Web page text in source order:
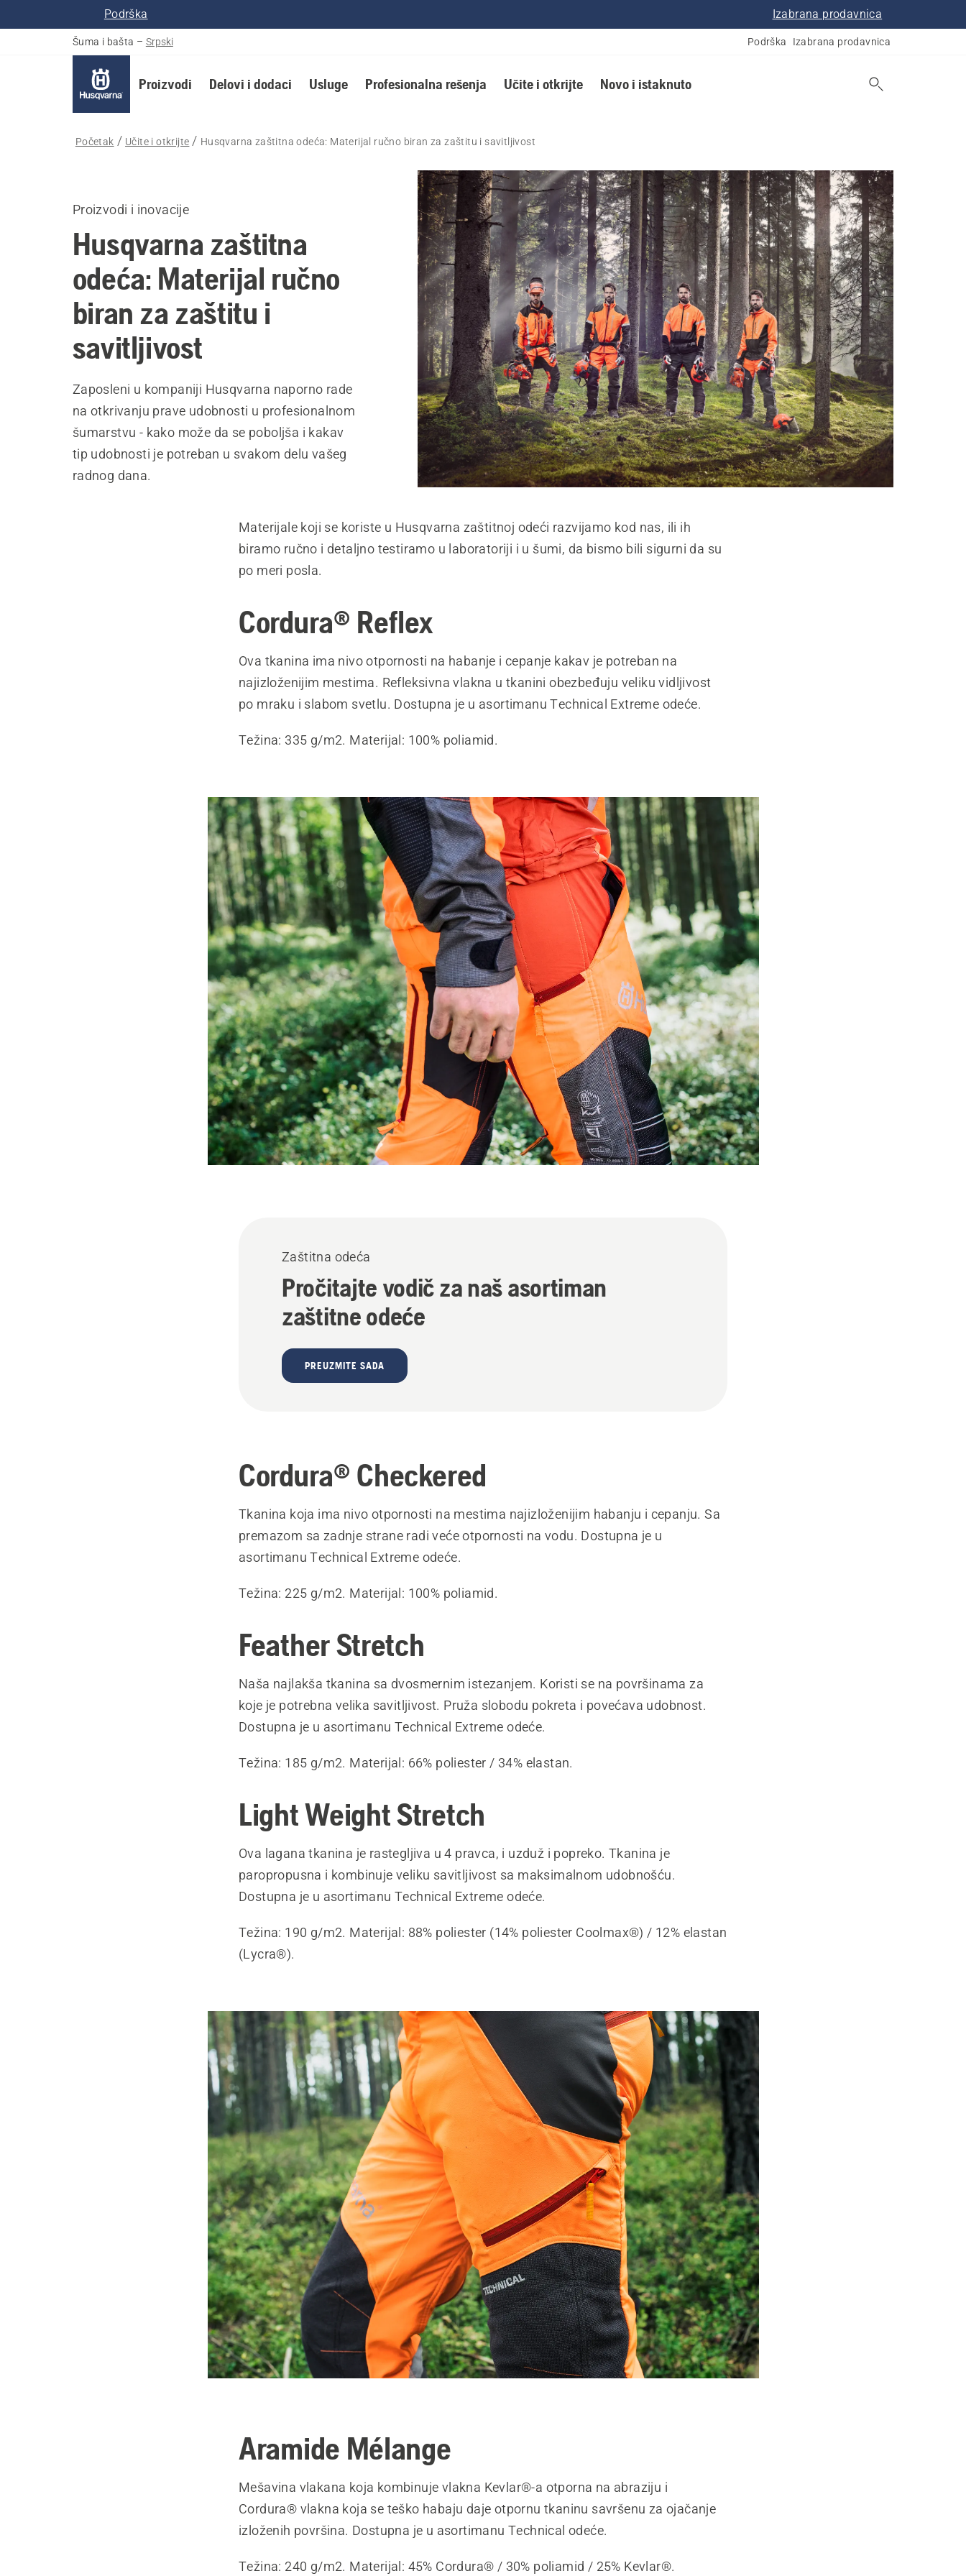
Podrška Izabrana prodavnica
Šuma i bašta – Srpski Podrška Izabrana prodavnica
Proizvodi Delovi i dodaci Usluge Profesionalna rešenja Učite i otkrijte Novo i istaknuto
Početak Učite i otkrijte Husqvarna zaštitna odeća: Materijal ručno biran za zaštitu i savitljivost
Proizvodi i inovacije
Husqvarna zaštitna
odeća: Materijal ručno
biran za zaštitu i
savitljivost
Zaposleni u kompaniji Husqvarna naporno rade
na otkrivanju prave udobnosti u profesionalnom
šumarstvu - kako može da se poboljša i kakav
tip udobnosti je potreban u svakom delu vašeg
radnog dana.
Materijale koji se koriste u Husqvarna zaštitnoj odeći razvijamo kod nas, ili ih
biramo ručno i detaljno testiramo u laboratoriji i u šumi, da bismo bili sigurni da su
po meri posla.
Cordura® Reflex
Ova tkanina ima nivo otpornosti na habanje i cepanje kakav je potreban na
najizloženijim mestima. Refleksivna vlakna u tkanini obezbeđuju veliku vidljivost
po mraku i slabom svetlu. Dostupna je u asortimanu Technical Extreme odeće.
Težina: 335 g/m2. Materijal: 100% poliamid.
Zaštitna odeća
Pročitajte vodič za naš asortiman
zaštitne odeće
PREUZMITE SADA
Cordura® Checkered
Tkanina koja ima nivo otpornosti na mestima najizloženijim habanju i cepanju. Sa
premazom sa zadnje strane radi veće otpornosti na vodu. Dostupna je u
asortimanu Technical Extreme odeće.
Težina: 225 g/m2. Materijal: 100% poliamid.
Feather Stretch
Naša najlakša tkanina sa dvosmernim istezanjem. Koristi se na površinama za
koje je potrebna velika savitljivost. Pruža slobodu pokreta i povećava udobnost.
Dostupna je u asortimanu Technical Extreme odeće.
Težina: 185 g/m2. Materijal: 66% poliester / 34% elastan.
Light Weight Stretch
Ova lagana tkanina je rastegljiva u 4 pravca, i uzduž i popreko. Tkanina je
paropropusna i kombinuje veliku savitljivost sa maksimalnom udobnošću.
Dostupna je u asortimanu Technical Extreme odeće.
Težina: 190 g/m2. Materijal: 88% poliester (14% poliester Coolmax®) / 12% elastan
(Lycra®).
Aramide Mélange
Mešavina vlakana koja kombinuje vlakna Kevlar®-a otporna na abraziju i
Cordura® vlakna koja se teško habaju daje otpornu tkaninu savršenu za ojačanje
izloženih površina. Dostupna je u asortimanu Technical odeće.
Težina: 240 g/m2. Materijal: 45% Cordura® / 30% poliamid / 25% Kevlar®.